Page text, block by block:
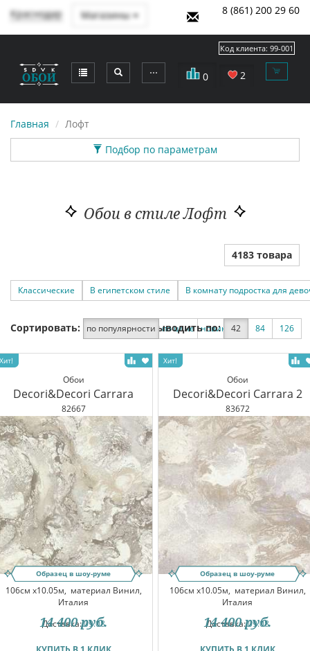
Краснодар Магазины 8 (861) 200 29 60
⋯ 0 2
Код клиента: 99-001
Главная
Лофт
Подбор по параметрам
Обои в стиле Лофт
4183 товара
Классические В египетском стиле В комнату подростка для
Сортировать: по популярности по цене новинки по скидке
Выводить по: 42 84 126
Обои
Decori&Decori Carrara
82667
Образец в шоу-руме
106см x10.05м, материал Винил,
Италия
Доставка:09.08
14 400 руб.
Обои
Decori&Decori Carrara 2
83672
Образец в шоу-руме
106см x10.05м, материал Винил,
Италия
Доставка:09.08
14 400 руб.